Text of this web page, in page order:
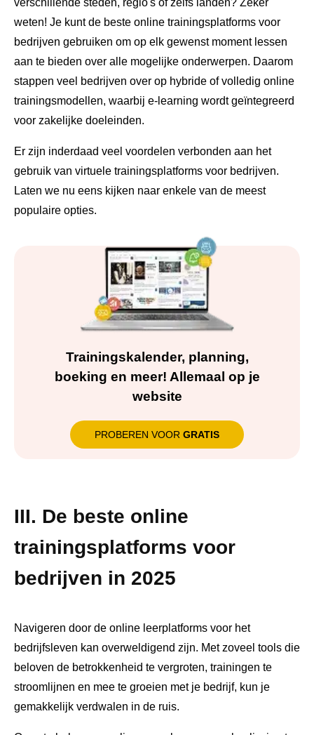
verschillende steden, regio's of zelfs landen? Zeker
weten! Je kunt de beste online trainingsplatforms voor
bedrijven gebruiken om op elk gewenst moment lessen
aan te bieden over alle mogelijke onderwerpen. Daarom
stappen veel bedrijven over op hybride of volledig online
trainingsmodellen, waarbij e-learning wordt geïntegreerd
voor zakelijke doeleinden.
Er zijn inderdaad veel voordelen verbonden aan het
gebruik van virtuele trainingsplatforms voor bedrijven.
Laten we nu eens kijken naar enkele van de meest
populaire opties.
Trainingskalender, planning,
boeking en meer! Allemaal op je
website
PROBEREN VOOR GRATIS
III. De beste online
trainingsplatforms voor
bedrijven in 2025
Navigeren door de online leerplatforms voor het
bedrijfsleven kan overweldigend zijn. Met zoveel tools die
beloven de betrokkenheid te vergroten, trainingen te
stroomlijnen en mee te groeien met je bedrijf, kun je
gemakkelijk verdwalen in de ruis.